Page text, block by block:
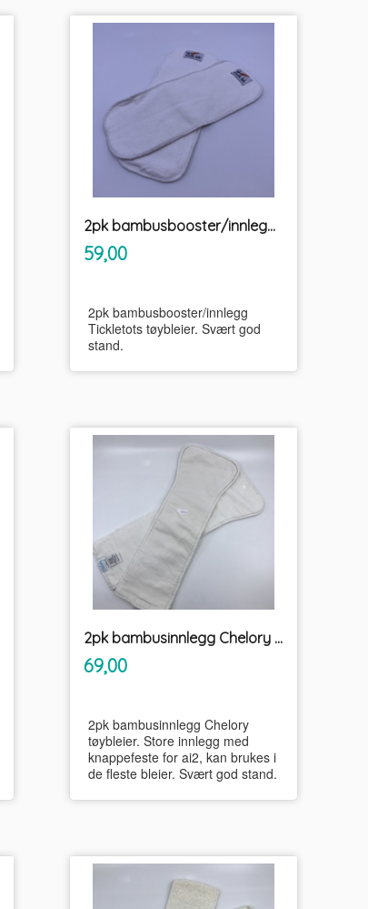
2pk bambusbooster/innlegg Tickletots tøybleier
Pris
59,00inkl.
mva.
2pk bambusbooster/innlegg
Tickletots tøybleier. Svært god
stand.
2pk bambusinnlegg Chelory tøybleier
Pris
69,00inkl.
mva.
2pk bambusinnlegg Chelory
tøybleier. Store innlegg med
knappefeste for ai2, kan brukes i
de fleste bleier. Svært god stand.